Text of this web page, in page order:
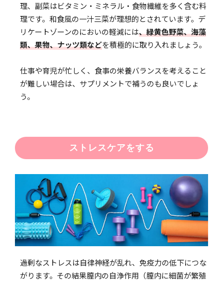
理、副菜はビタミン・ミネラル・食物繊維を多く含む料
理です。和食風の一汁三菜が理想的とされています。デ
リケートゾーンのにおいの軽減には、緑黄色野菜、海藻
類、果物、ナッツ類などを積極的に取り入れましょう。
仕事や育児が忙しく、食事の栄養バランスを考えること
が難しい場合は、サプリメントで補うのも良いでしょ
う。
ストレスケアをする
過剰なストレスは自律神経が乱れ、免疫力の低下につな
がります。その結果膣内の自浄作用（膣内に細菌が繁殖